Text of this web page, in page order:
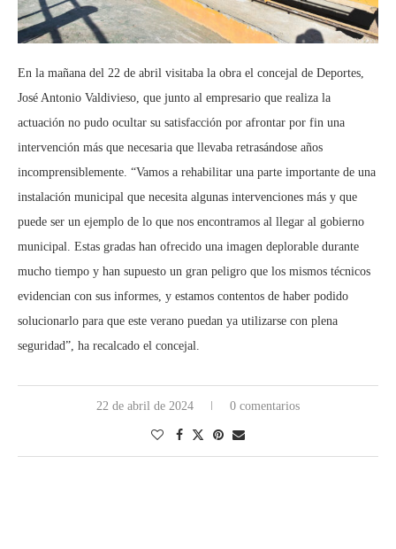
En la mañana del 22 de abril visitaba la obra el concejal de Deportes,
José Antonio Valdivieso, que junto al empresario que realiza la
actuación no pudo ocultar su satisfacción por afrontar por fin una
intervención más que necesaria que llevaba retrasándose años
incomprensiblemente. “Vamos a rehabilitar una parte importante de una
instalación municipal que necesita algunas intervenciones más y que
puede ser un ejemplo de lo que nos encontramos al llegar al gobierno
municipal. Estas gradas han ofrecido una imagen deplorable durante
mucho tiempo y han supuesto un gran peligro que los mismos técnicos
evidencian con sus informes, y estamos contentos de haber podido
solucionarlo para que este verano puedan ya utilizarse con plena
seguridad”, ha recalcado el concejal.
22 de abril de 2024 0 comentarios